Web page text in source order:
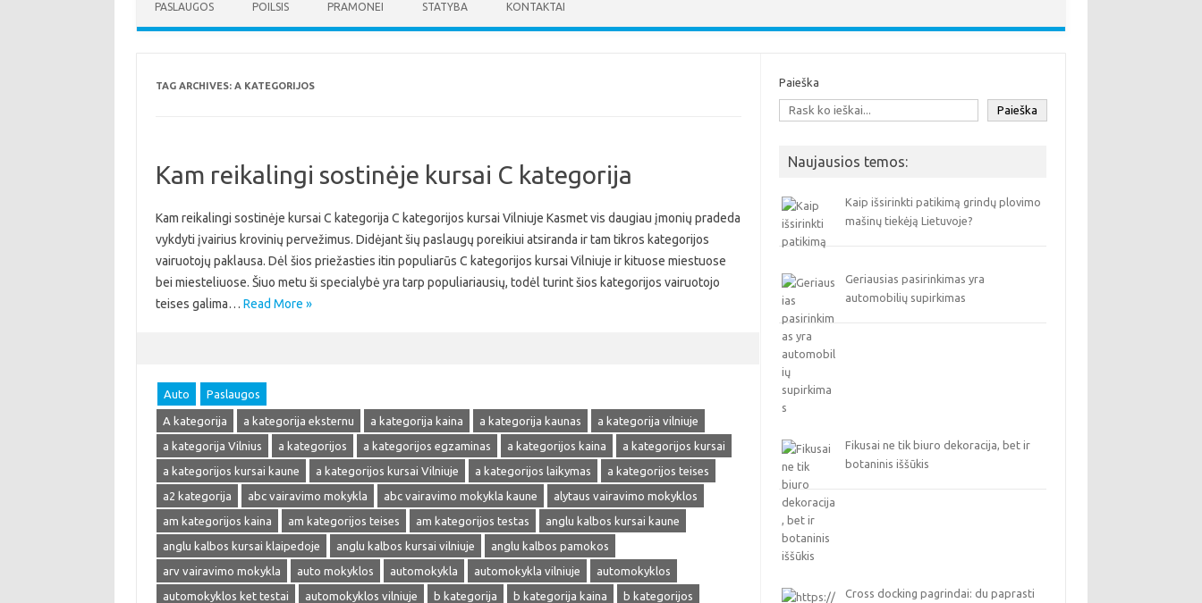
PASLAUGOS POILSIS PRAMONEI STATYBA KONTAKTAI
TAG ARCHIVES: A KATEGORIJOS
Kam reikalingi sostinėje kursai C kategorija
Kam reikalingi sostinėje kursai C kategorija C kategorijos kursai Vilniuje Kasmet vis daugiau įmonių pradeda
vykdyti įvairius krovinių pervežimus. Didėjant šių paslaugų poreikiui atsiranda ir tam tikros kategorijos
vairuotojų paklausa. Dėl šios priežasties itin populiarūs C kategorijos kursai Vilniuje ir kituose miestuose
bei miesteliuose. Šiuo metu ši specialybė yra tarp populiariausių, todėl turint šios kategorijos vairuotojo
teises galima… Read More »
Auto Paslaugos
A kategorija a kategorija eksternu a kategorija kaina a kategorija kaunas
a kategorija vilniuje
a kategorija Vilnius
a kategorijos a kategorijos egzaminas a kategorijos kaina
a kategorijos kursai
a kategorijos kursai kaune
a kategorijos kursai Vilniuje a kategorijos laikymas
a kategorijos teises
a2 kategorija
abc vairavimo mokykla abc vairavimo mokykla kaune
alytaus vairavimo mokyklos
am kategorijos kaina
am kategorijos teises am kategorijos testas
anglu kalbos kursai kaune
anglu kalbos kursai klaipedoje
anglu kalbos kursai vilniuje
anglu kalbos pamokos
arv vairavimo mokykla
auto mokyklos automokykla automokykla vilniuje
automokyklos
automokyklos ket testai
automokyklos vilniuje b kategorija b kategorija kaina
b kategorijos
Paieška
Paieška
Naujausios temos:
Kaip išsirinkti patikimą grindų plovimo
mašinų tiekėją Lietuvoje?
Geriausias pasirinkimas yra
automobilių supirkimas
Fikusai ne tik biuro dekoracija, bet ir
botaninis iššūkis
Cross docking pagrindai: du paprasti